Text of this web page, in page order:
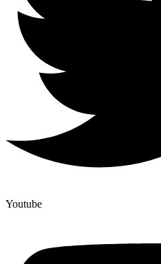
Youtube